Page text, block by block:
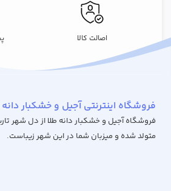
اصالت کالا
فروشگاه اینترنتی آجیل و خشکبار دانه
فروشگاه آجیل و خشکبار دانه طلا از دل شهر
متولد شده و میزبان شما در این شهر زیباست.